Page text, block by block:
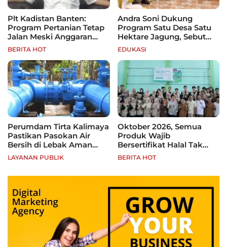
Plt Kadistan Banten:
Program Pertanian Tetap
Jalan Meski Anggaran
Terbatas, Fokus Jagung
hingga Tebu
BERITA HOT
Andra Soni Dukung
Program Satu Desa Satu
Hektare Jagung, Sebut
Banten Punya Peluang
Jadi Sentra Produksi
EDUKASI
Perumdam Tirta Kalimaya
Pastikan Pasokan Air
Bersih di Lebak Aman
Selama Kemarau
LAYANAN PUBLIK
Oktober 2026, Semua
Produk Wajib
Bersertifikat Halal Tak
Kantongi Sertifikat Halal,
Pelaku Usaha Terancam
BERITA HOT